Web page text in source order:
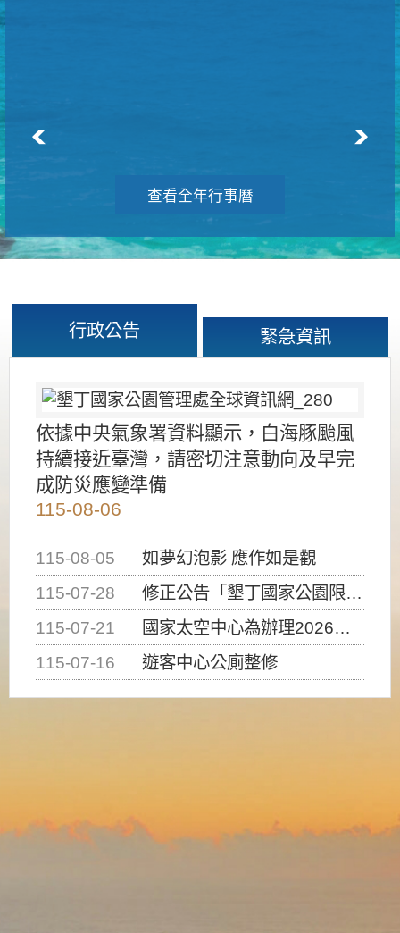
查看全年行事曆
行政公告 緊急資訊
依據中央氣象署資料顯示，白海豚颱風
持續接近臺灣，請密切注意動向及早完
成防災應變準備
115-08-06
115-08-05
如夢幻泡影 應作如是觀
115-07-28
修正公告「墾丁國家公園限制水域遊憩活動之種類、範圍、時間及行為」，自即日生效。
115-07-21
國家太空中心為辦理2026台灣盃火箭競賽，陸、海、空域警戒及協調相關事宜，因颱風備案事宜
115-07-16
遊客中心公廁整修